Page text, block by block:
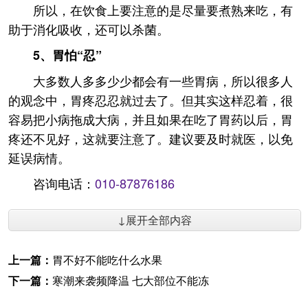
所以，在饮食上要注意的是尽量要煮熟来吃，有
助于消化吸收，还可以杀菌。
5、胃怕“忍”
大多数人多多少少都会有一些胃病，所以很多人
的观念中，胃疼忍忍就过去了。但其实这样忍着，很
容易把小病拖成大病，并且如果在吃了胃药以后，胃
疼还不见好，这就要注意了。建议要及时就医，以免
延误病情。
咨询电话： 010-87876186
↓展开全部内容
上一篇： 胃不好不能吃什么水果
下一篇： 寒潮来袭频降温 七大部位不能冻